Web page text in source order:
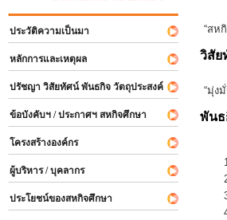
ประวัติความเป็นมา
หลักการและเหตุผล
ปรัชญา วิสัยทัศน์ พันธกิจ วัตถุประสงค์
ข้อบังคับฯ / ประกาศฯ สหกิจศึกษา
โครงสร้างองค์กร
ผู้บริหาร / บุคลากร
ประโยชน์ของสหกิจศึกษา
“สห
วิสัย
“มุ่ง
พัน